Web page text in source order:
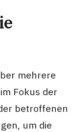
mehrere
Fokus der
betroffenen
um die